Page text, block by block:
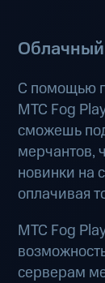
С помощью
МТС Fog
сможешь
мерчантов,
новинки на
оплачивая
МТС Fog
серверам